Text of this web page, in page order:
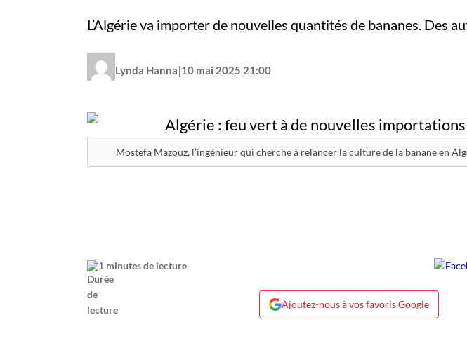
L’Algérie va importer de nouvelles quantités de bananes. Des
Lynda Hanna|10 mai 2025 21:00
Mostefa Mazouz, l’ingénieur qui cherche à relancer la culture de la banane en
1 minutes de lecture
Ajoutez-nous à vos favoris Google